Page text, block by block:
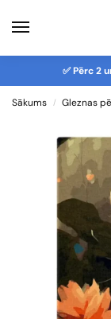
✅ Pērc 2
Sākums / Gleznas